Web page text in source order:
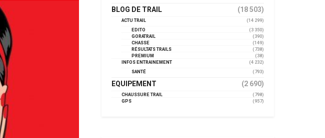
BLOG DE TRAIL (18 503)
ACTU TRAIL
(14 299)
EDITO
(3 350)
GORATRAIL
(390)
CHASSE
(149)
RÉSULTATS TRAILS
(738)
PREMIUM
(38)
INFOS ENTRAINEMENT
(4 232)
SANTÉ
(793)
EQUIPEMENT (2 690)
CHAUSSURE TRAIL
(798)
GPS
(957)